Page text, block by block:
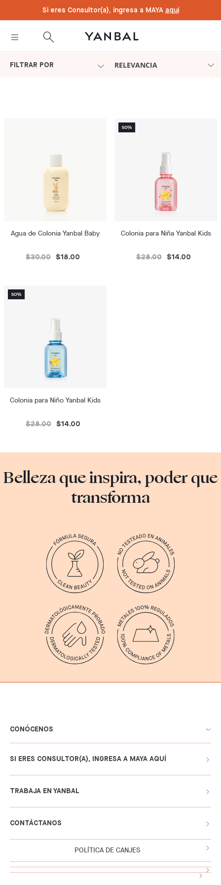
Si eres Consultor(a), ingresa a MAYA aquí
FILTRAR POR RELEVANCIA
Agua de Colonia Yanbal Baby
$30.00 $18.00
Colonia para Niña Yanbal Kids
$28.00 $14.00
Colonia para Niño Yanbal Kids
$28.00 $14.00
Belleza que inspira, poder que
transforma
CONÓCENOS
SI ERES CONSULTOR(A), INGRESA A MAYA AQUÍ
TRABAJA EN YANBAL
CONTÁCTANOS
POLÍTICA DE CANJES